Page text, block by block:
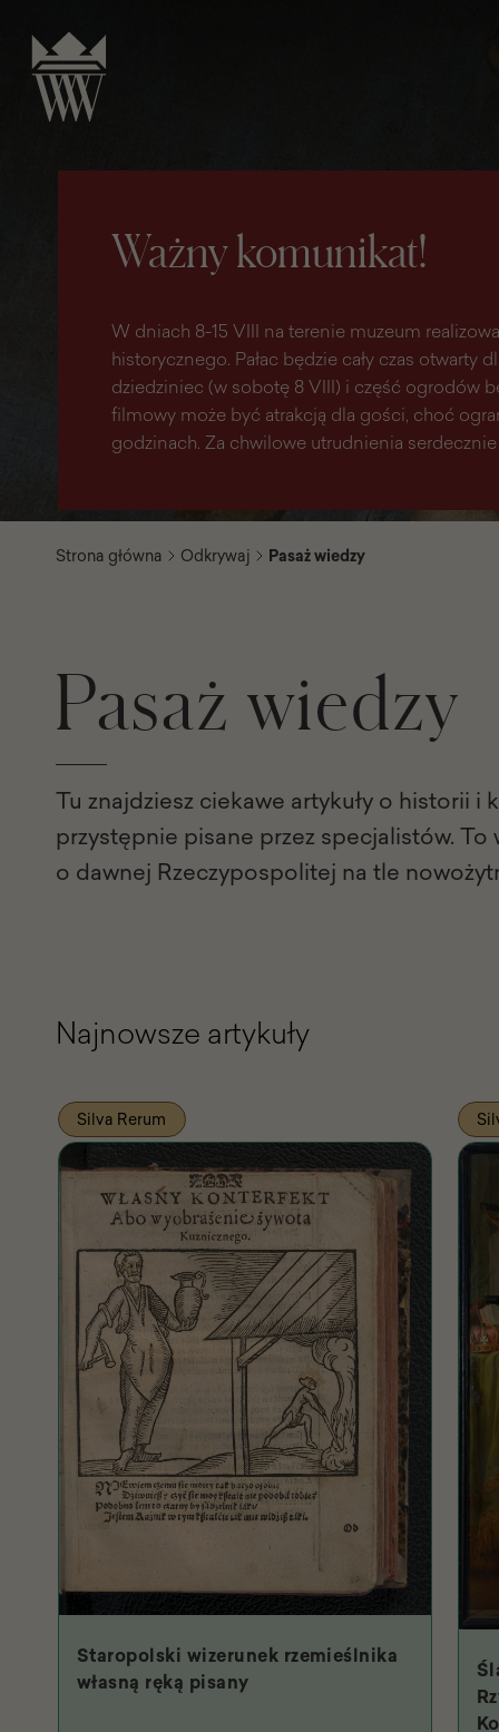
Ważny komunikat!
W dniach 8-15 VIII na terenie muzeum
historycznego. Pałac będzie cały czas otwarty
dziedziniec (w sobotę 8 VIII) i część ogrodów
filmowy może być atrakcją dla gości, choć
godzinach. Za chwilowe utrudnienia serdecznie
Strona główna Odkrywaj Pasaż wiedzy
Pasaż wiedzy
Tu znajdziesz ciekawe artykuły o historii i
przystępnie pisane przez specjalistów. To
o dawnej Rzeczypospolitej na tle
Najnowsze artykuły
Silva Rerum
Staropolski wizerunek rzemieślnika
własną ręką pisany